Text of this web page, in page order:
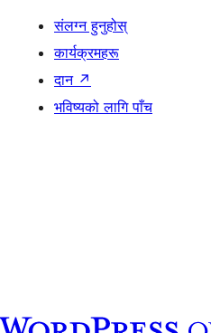
संलग्न हुनुहोस्
कार्यक्रमहरू
दान ↗
भविष्यको लागि पाँच